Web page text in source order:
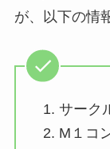
が、以下の情
サーク
M１コ